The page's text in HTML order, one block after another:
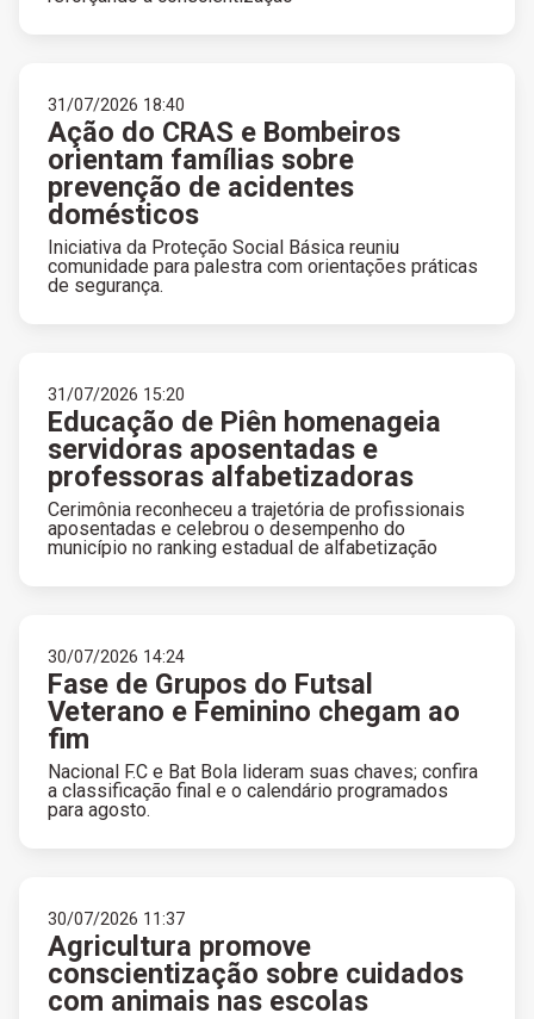
31/07/2026 18:40
Ação do CRAS e Bombeiros
orientam famílias sobre
prevenção de acidentes
domésticos
Iniciativa da Proteção Social Básica reuniu
comunidade para palestra com orientações práticas
de segurança.
31/07/2026 15:20
Educação de Piên homenageia
servidoras aposentadas e
professoras alfabetizadoras
Cerimônia reconheceu a trajetória de profissionais
aposentadas e celebrou o desempenho do
município no ranking estadual de alfabetização
30/07/2026 14:24
Fase de Grupos do Futsal
Veterano e Feminino chegam ao
fim
Nacional F.C e Bat Bola lideram suas chaves; confira
a classificação final e o calendário programados
para agosto.
30/07/2026 11:37
Agricultura promove
conscientização sobre cuidados
com animais nas escolas